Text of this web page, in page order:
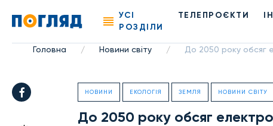
УСІ
РОЗДІЛИ
ТЕЛЕПРОЄКТИ
Головна / Новини світу / До 2050 року обсяг
НОВИНИ ЕКОЛОГІЯ ЗЕМЛЯ НОВИНИ СВІТУ
До 2050 року обсяг